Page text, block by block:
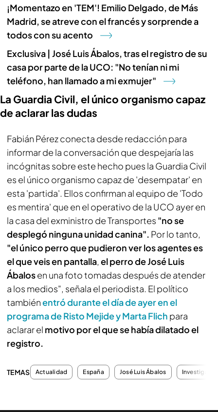
¡Momentazo en 'TEM'! Emilio Delgado, de Más
Madrid, se atreve con el francés y sorprende a
todos con su acento
Exclusiva | José Luis Ábalos, tras el registro de su
casa por parte de la UCO: "No tenían ni mi
teléfono, han llamado a mi exmujer"
La Guardia Civil, el único organismo capaz
de aclarar las dudas
Fabián Pérez conecta desde redacción para
informar de la conversación que despejaría las
incógnitas sobre este hecho pues la Guardia Civil
es el único organismo capaz de 'desempatar' en
esta 'partida'. Ellos confirman al equipo de 'Todo
es mentira' que en el operativo de la UCO ayer en
la casa del exministro de Transportes "no se
desplegó ninguna unidad canina". Por lo tanto,
"el único perro que pudieron ver los agentes es
el que veis en pantalla, el perro de José Luis
Ábalosen una foto tomadas después de atender
a los medios", señala el periodista. El político
tambiénentró durante el día de ayer en el
programa de Risto Mejide y Marta Flich para
aclarar el motivo por el que se había dilatado el
registro.
TEMAS Actualidad España José Luis Ábalos